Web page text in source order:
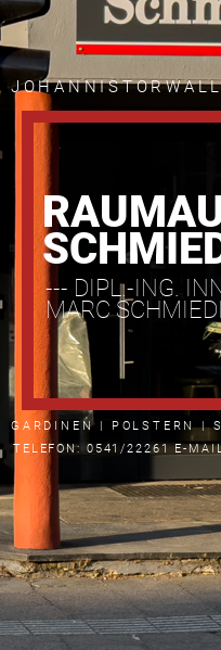
GARDINEN | POLSTERN |
--- DIPL.-ING.
MARC
TELEFON: 0541/22261 E-